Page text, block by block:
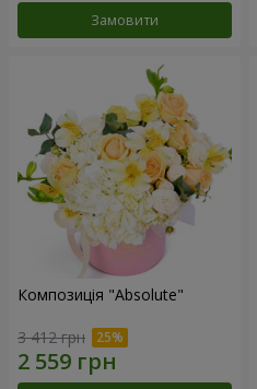
Замовити
Композиція "Absolute"
3 412 грн